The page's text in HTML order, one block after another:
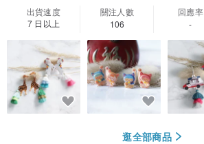
出貨速度
7 日以上
關注人數
106
回應率
-
逛全部商品